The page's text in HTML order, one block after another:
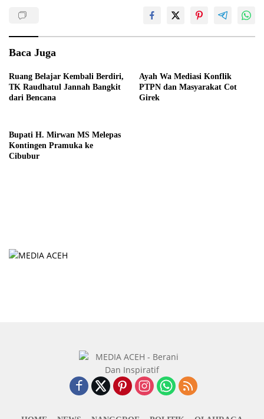
Baca Juga
Ruang Belajar Kembali Berdiri,
TK Raudhatul Jannah Bangkit
dari Bencana
Ayah Wa Mediasi Konflik
PTPN dan Masyarakat Cot
Girek
Bupati H. Mirwan MS Melepas
Kontingen Pramuka ke
Cibubur